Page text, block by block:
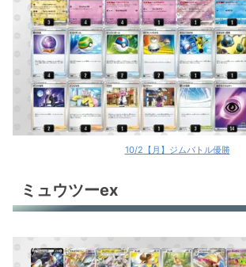
10/2【月】ジムバトル優勝
ミュウツーex